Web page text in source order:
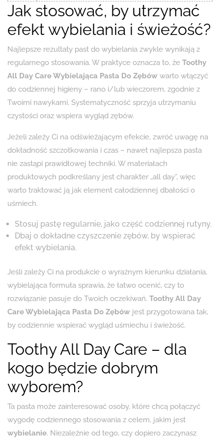
Jak stosować, by utrzymać
efekt wybielania i świeżość?
Najlepsze rezultaty past do wybielania zwykle wynikają z
regularnego stosowania. W praktyce oznacza to, że Toothy
All Day Care Wybielająca Pasta Do Zębów warto włączyć
do codziennej higieny – rano i/lub wieczorem, zgodnie z
Twoimi nawykami. Systematyczność sprzyja utrzymaniu
czystości oraz wspiera wygląd zębów.
Jeżeli zależy Ci na odświeżającym efekcie, zwróć uwagę na
dokładność szczotkowania i czas – nawet najlepsza pasta
nie zastąpi prawidłowej techniki. W materiałach
produktowych podkreślany jest charakter „all day”, więc
warto traktować ją jak element całodziennej dbałości o
uśmiech.
Stosuj pastę regularnie, jako część codziennej rutyny.
Dbaj o dokładne czyszczenie zębów, by wspierać
efekt wybielania.
Jeśli zależy Ci na produkcie o wyraźnym kierunku działania,
wybielająca formuła sprawia, że łatwo ocenić, czy to
rozwiązanie pasuje do Twoich oczekiwań. Toothy All Day
Care Wybielająca Pasta Do Zębów jest przygotowana tak,
by codziennie wspierać wygląd uśmiechu i świeżość.
Toothy All Day Care – dla
kogo będzie dobrym
wyborem?
Ta pasta może zainteresować osoby, które chcą połączyć
wygodę codziennego stosowania z celem, jakim jest
wybielanie. Niezależnie od tego, czy dopiero zaczynasz